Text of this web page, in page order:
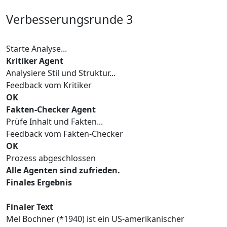
Verbesserungsrunde 3
Starte Analyse...
Kritiker Agent
Analysiere Stil und Struktur...
Feedback vom Kritiker
OK
Fakten-Checker Agent
Prüfe Inhalt und Fakten...
Feedback vom Fakten-Checker
OK
Prozess abgeschlossen
Alle Agenten sind zufrieden.
Finales Ergebnis
Finaler Text
Mel Bochner (*1940) ist ein US-amerikanischer